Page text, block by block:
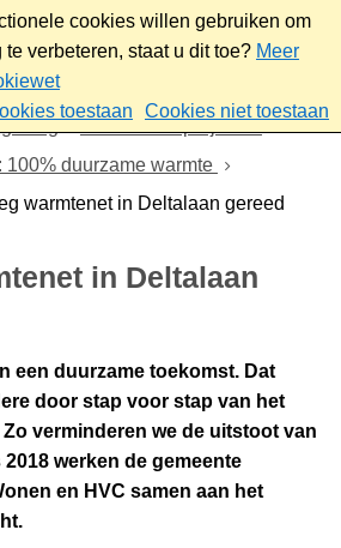
cookies willen gebruiken om
verbeteren, staat u dit toe? Meer
toestaan
Cookies niet toestaan
Plannen en projecten
100% duurzame warmte
warmtenet in Deltalaan gereed
in Deltalaan
een duurzame toekomst. Dat
door stap voor stap van het
verminderen we de uitstoot van
werken de gemeente
en HVC samen aan het